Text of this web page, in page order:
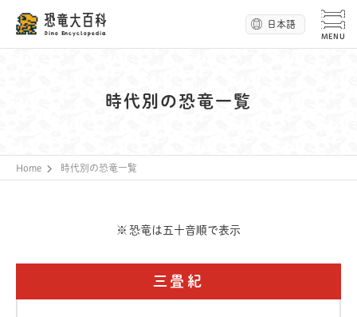
恐竜大百科
Dino Encyclopedia
日本語
時代別の恐竜一覧
Home 時代別の恐竜一覧
恐竜は五十音順で表示
三畳紀